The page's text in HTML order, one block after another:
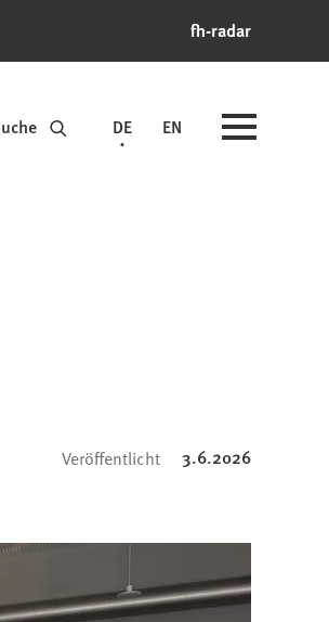
fh-radar
DE EN
Veröffentlicht 3.6.2026